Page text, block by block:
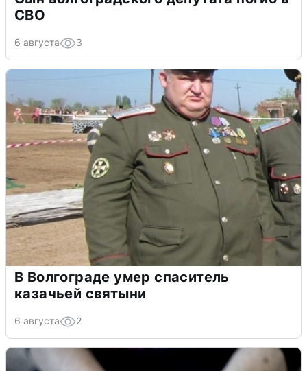
СВО
6 августа 3
В Волгограде умер спаситель
казачьей святыни
6 августа 2